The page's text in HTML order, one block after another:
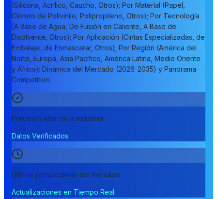
(Silicona, Acrílico, Caucho, Otros); Por Material (Papel,
Cloruro de Polivinilo, Polipropileno, Otros); Por Tecnología
(A Base de Agua, De Fusión en Caliente, A Base de
Disolvente, Otros); Por Aplicación (Cintas Especializadas, de
Embalaje, de Enmascarar, Otros); Por Región (América del
Norte, Europa, Asia Pacífico, América Latina, Medio Oriente
y África); Dinámica del Mercado (2026-2035) y Panorama
Competitivo
Precisión líder en la industria
Datos Verificados
Últimas perspectivas del mercado
Actualizaciones en Tiempo Real